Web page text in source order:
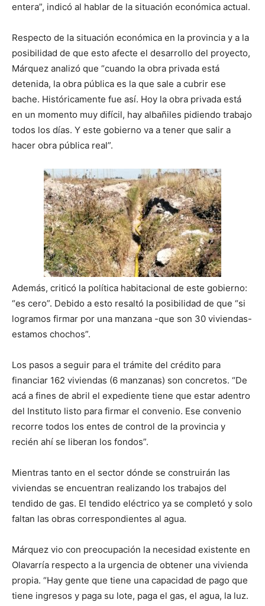
entera”, indicó al hablar de la situación económica actual.
Respecto de la situación económica en la provincia y a la
posibilidad de que esto afecte el desarrollo del proyecto,
Márquez analizó que “cuando la obra privada está
detenida, la obra pública es la que sale a cubrir ese
bache. Históricamente fue así. Hoy la obra privada está
en un momento muy difícil, hay albañiles pidiendo trabajo
todos los días. Y este gobierno va a tener que salir a
hacer obra pública real”.
Además, criticó la política habitacional de este gobierno:
“es cero”. Debido a esto resaltó la posibilidad de que “si
logramos firmar por una manzana -que son 30 viviendas-
estamos chochos”.
Los pasos a seguir para el trámite del crédito para
financiar 162 viviendas (6 manzanas) son concretos. “De
acá a fines de abril el expediente tiene que estar adentro
del Instituto listo para firmar el convenio. Ese convenio
recorre todos los entes de control de la provincia y
recién ahí se liberan los fondos”.
Mientras tanto en el sector dónde se construirán las
viviendas se encuentran realizando los trabajos del
tendido de gas. El tendido eléctrico ya se completó y solo
faltan las obras correspondientes al agua.
Márquez vio con preocupación la necesidad existente en
Olavarría respecto a la urgencia de obtener una vivienda
propia. “Hay gente que tiene una capacidad de pago que
tiene ingresos y paga su lote, paga el gas, el agua, la luz.